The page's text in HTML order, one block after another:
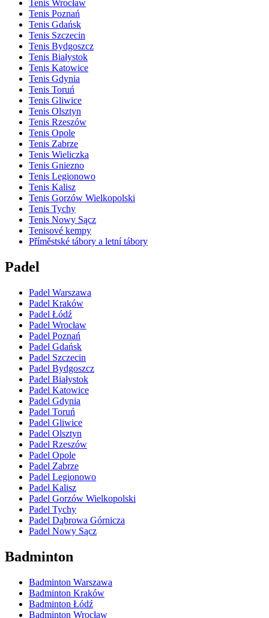
Tenis Wrocław
Tenis Poznań
Tenis Gdańsk
Tenis Szczecin
Tenis Bydgoszcz
Tenis Białystok
Tenis Katowice
Tenis Gdynia
Tenis Toruń
Tenis Gliwice
Tenis Olsztyn
Tenis Rzeszów
Tenis Opole
Tenis Zabrze
Tenis Wieliczka
Tenis Gniezno
Tenis Legionowo
Tenis Kalisz
Tenis Gorzów Wielkopolski
Tenis Tychy
Tenis Nowy Sącz
Tenisové kempy
Příměstské tábory a letní tábory
Padel
Padel Warszawa
Padel Kraków
Padel Łódź
Padel Wrocław
Padel Poznań
Padel Gdańsk
Padel Szczecin
Padel Bydgoszcz
Padel Białystok
Padel Katowice
Padel Gdynia
Padel Toruń
Padel Gliwice
Padel Olsztyn
Padel Rzeszów
Padel Opole
Padel Zabrze
Padel Legionowo
Padel Kalisz
Padel Gorzów Wielkopolski
Padel Tychy
Padel Dąbrowa Górnicza
Padel Nowy Sącz
Badminton
Badminton Warszawa
Badminton Kraków
Badminton Łódź
Badminton Wrocław